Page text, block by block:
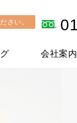
さい。
会社案内